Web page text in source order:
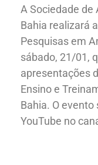
A Sociedade de
Bahia realizará
Pesquisas em
sábado, 21/01,
apresentações
Ensino e
Bahia. O
YouTube no